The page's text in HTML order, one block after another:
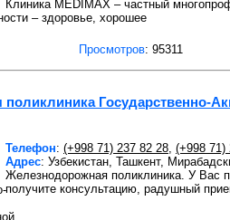
Клиника MEDIMAX – частный
– здоровье, хорошее
Просмотров: 95311
поликлиника Государственно-
Телефон: (+998 71) 237 82 28, (+998 71)
Адрес: Узбекистан, Ташкент,
Железнодорожная поликлиника. У Вас
получите консультацию, радушный